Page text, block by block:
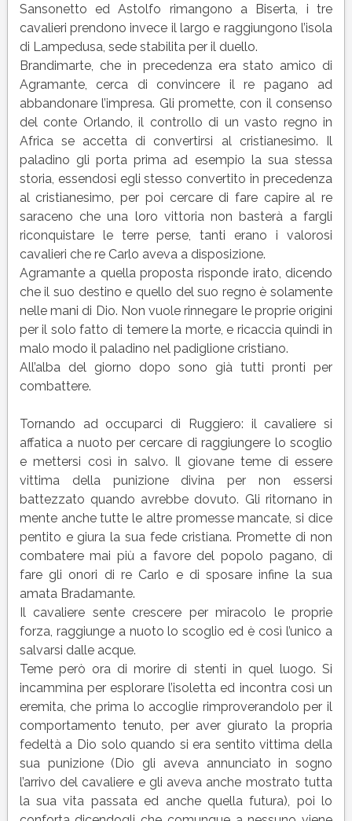
Sansonetto ed Astolfo rimangono a Biserta, i tre
cavalieri prendono invece il largo e raggiungono l’isola
di Lampedusa, sede stabilita per il duello.
Brandimarte, che in precedenza era stato amico di
Agramante, cerca di convincere il re pagano ad
abbandonare l’impresa. Gli promette, con il consenso
del conte Orlando, il controllo di un vasto regno in
Africa se accetta di convertirsi al cristianesimo. Il
paladino gli porta prima ad esempio la sua stessa
storia, essendosi egli stesso convertito in precedenza
al cristianesimo, per poi cercare di fare capire al re
saraceno che una loro vittoria non basterà a fargli
riconquistare le terre perse, tanti erano i valorosi
cavalieri che re Carlo aveva a disposizione.
Agramante a quella proposta risponde irato, dicendo
che il suo destino e quello del suo regno è solamente
nelle mani di Dio. Non vuole rinnegare le proprie origini
per il solo fatto di temere la morte, e ricaccia quindi in
malo modo il paladino nel padiglione cristiano.
All’alba del giorno dopo sono già tutti pronti per
combattere.
Tornando ad occuparci di Ruggiero: il cavaliere si
affatica a nuoto per cercare di raggiungere lo scoglio
e mettersi così in salvo. Il giovane teme di essere
vittima della punizione divina per non essersi
battezzato quando avrebbe dovuto. Gli ritornano in
mente anche tutte le altre promesse mancate, si dice
pentito e giura la sua fede cristiana. Promette di non
combatere mai più a favore del popolo pagano, di
fare gli onori di re Carlo e di sposare infine la sua
amata Bradamante.
Il cavaliere sente crescere per miracolo le proprie
forza, raggiunge a nuoto lo scoglio ed è così l’unico a
salvarsi dalle acque.
Teme però ora di morire di stenti in quel luogo. Si
incammina per esplorare l’isoletta ed incontra così un
eremita, che prima lo accoglie rimproverandolo per il
comportamento tenuto, per aver giurato la propria
fedeltà a Dio solo quando si era sentito vittima della
sua punizione (Dio gli aveva annunciato in sogno
l’arrivo del cavaliere e gli aveva anche mostrato tutta
la sua vita passata ed anche quella futura), poi lo